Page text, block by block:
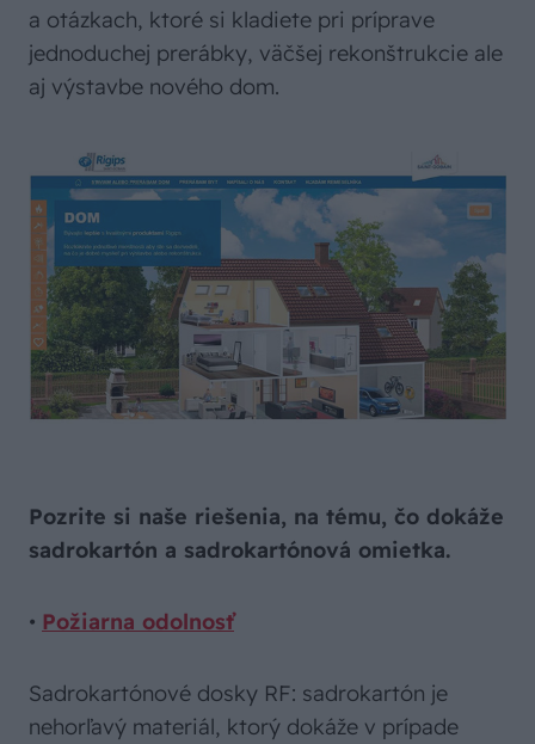
a otázkach, ktoré si kladiete pri príprave
jednoduchej prerábky, väčšej rekonštrukcie ale
aj výstavbe nového dom.
Pozrite si naše riešenia, na tému, čo dokáže
sadrokartón a sadrokartónová omietka.
• Požiarna odolnosť
Sadrokartónové dosky RF: sadrokartón je
nehorľavý materiál, ktorý dokáže v prípade